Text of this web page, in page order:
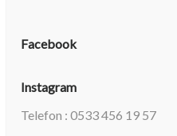
Facebook
Instagram
Telefon : 0533 456 19 57